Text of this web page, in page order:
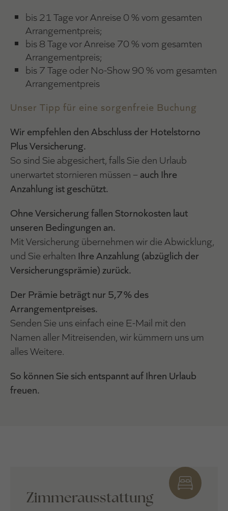
bis 21 Tage vor Anreise 0 % vom gesamten
Arrangementpreis;
bis 8 Tage vor Anreise 70 % vom gesamten
Arrangementpreis;
bis 7 Tage oder No-Show 90 % vom gesamten
Arrangementpreis
Unser Tipp für eine sorgenfreie Buchung
Wir empfehlen den Abschluss der Hotelstorno
Plus Versicherung.
So sind Sie abgesichert, falls Sie den Urlaub
unerwartet stornieren müssen –auch Ihre
Anzahlung ist geschützt.
Ohne Versicherung fallen Stornokosten laut
unseren Bedingungen an.
Mit Versicherung übernehmen wir die Abwicklung,
und Sie erhalten Ihre Anzahlung (abzüglich der
Versicherungsprämie) zurück.
Der Prämie beträgt nur 5,7 % des
Arrangementpreises.
Senden Sie uns einfach eine E-Mail mit den
Namen aller Mitreisenden, wir kümmern uns um
alles Weitere.
So können Sie sich entspannt auf Ihren Urlaub
freuen.
Zimmerausstattung